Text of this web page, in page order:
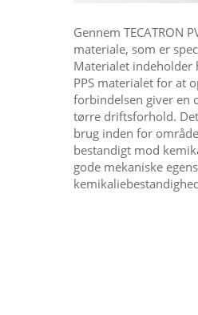
Gennem TECATRON
materiale, som er
Materialet indeholder
PPS materialet for at
forbindelsen giver en
tørre driftsforhold. Det
brug inden for
bestandigt mod
gode mekaniske